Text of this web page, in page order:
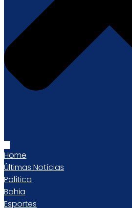
Home
Últimas Notícias
Política
Bahia
Esportes